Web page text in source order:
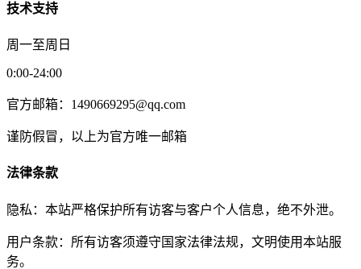
技术支持
周一至周日
0:00-24:00
官方邮箱：1490669295@qq.com
谨防假冒，以上为官方唯一邮箱
法律条款
隐私：本站严格保护所有访客与客户个人信息，绝不外泄。
用户条款：所有访客须遵守国家法律法规，文明使用本站服
务。